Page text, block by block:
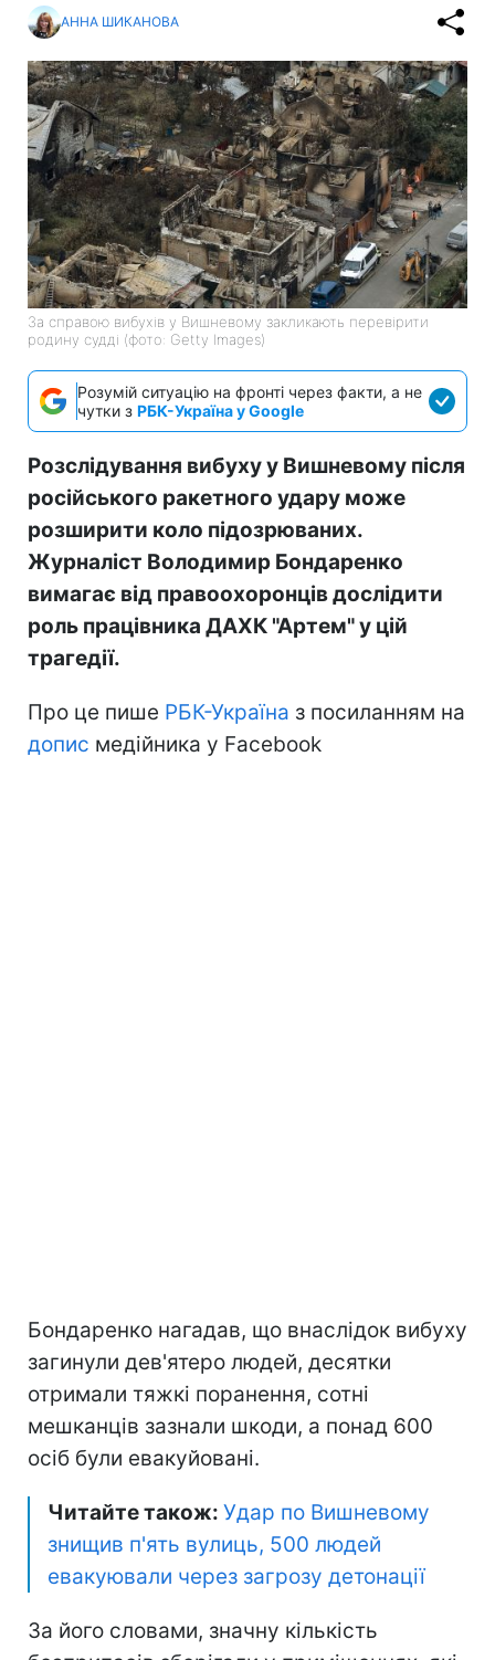
АННА ШИКАНОВА
За справою вибухів у Вишневому закликають перевірити
родину судді (фото: Getty Images)
Розумій ситуацію на фронті через факти, а не
чутки з РБК-Україна у Google
Розслідування вибуху у Вишневому після
російського ракетного удару може
розширити коло підозрюваних.
Журналіст Володимир Бондаренко
вимагає від правоохоронців дослідити
роль працівника ДАХК "Артем" у цій
трагедії.
Про це пише РБК-Україна з посиланням на
допис медійника у Facebook
Бондаренко нагадав, що внаслідок вибуху
загинули дев'ятеро людей, десятки
отримали тяжкі поранення, сотні
мешканців зазнали шкоди, а понад 600
осіб були евакуйовані.
Читайте також: Удар по Вишневому
знищив п'ять вулиць, 500 людей
евакуювали через загрозу детонації
За його словами, значну кількість